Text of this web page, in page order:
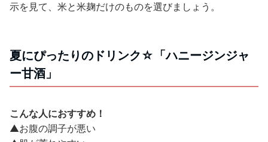
示を見て、米と米麹だけのものを選びましょう。
夏にぴったりのドリンク☆「ハニージンジャ
ー甘酒」
こんな人におすすめ！
▲お腹の調子が悪い